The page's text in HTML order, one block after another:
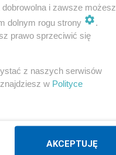
i zawsze możesz
dolnym rogu strony
.
prawo sprzeciwić się
z naszych serwisów
w Polityce
AKCEPTUJĘ